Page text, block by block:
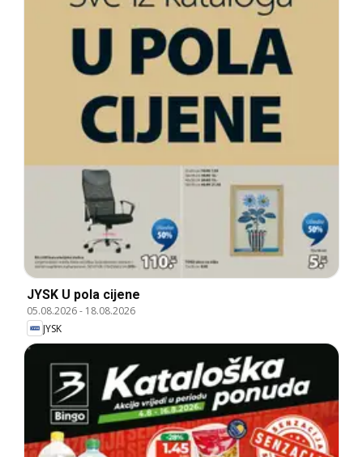
JYSK U pola cijene
05.08.2026- 18.08.2026
JYSK